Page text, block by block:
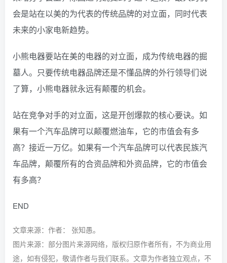
会是站在以美的为代表的传统品牌的对立面，同时代表
未来的小家电新趋势。
小熊电器要站在美的电器的对立面，成为传统电器的掘
墓人。只要传统电器品牌还是不懂品牌的外行领导们说
了算，小熊电器就永远有颠覆的机会。
站在竞争对手的对立面，这是开创爆款的核心要诀。如
果有一个汽车品牌可以颠覆燃油车，它的市值会有多
高？接近一万亿。 如果有一个汽车品牌可以代表民族汽
车品牌，颠覆所有的合资品牌和外资品牌，它的市值会
有多高？
END
文章来源：作者： 张知愚。
图片来源：部分图片来源网络，版权归原作者所有，不为商业用
途，如有侵犯，敬请作者与我们联系。文章为作者独立观点，不